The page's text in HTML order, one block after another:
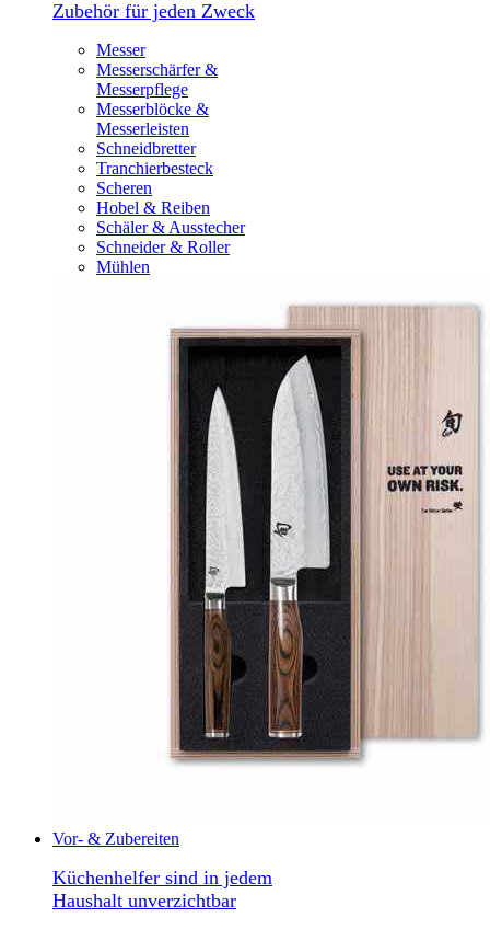
Zubehör für jeden Zweck
Messer
Messerschärfer &
Messerpflege
Messerblöcke &
Messerleisten
Schneidbretter
Tranchierbesteck
Scheren
Hobel & Reiben
Schäler & Ausstecher
Schneider & Roller
Mühlen
Vor- & Zubereiten
Küchenhelfer sind in jedem
Haushalt unverzichtbar